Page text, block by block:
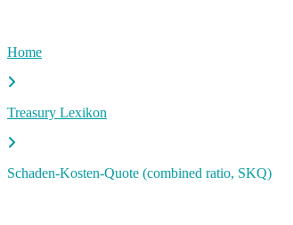
Home
Treasury Lexikon
Schaden-Kosten-Quote (combined ratio, SKQ)